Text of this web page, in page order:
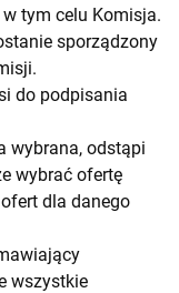
tym celu Komisja.
sporządzony
do podpisania
wybrana, odstąpi
wybrać ofertę
dla danego
wszystkie